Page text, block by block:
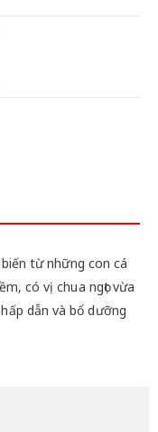
biến từ những con cá
có vị chua ngọt vừa
dẫn và bổ dưỡng